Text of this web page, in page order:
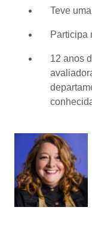
de adereços de
departamento de
e conceituada
Auctioneers).
própria loja no
refere-se à sua
armário das
Catawiki, Annick
conhecimento e
experiência
estimar o valor
colecionadores
leilões incluem
Teve
Participa
12 anos